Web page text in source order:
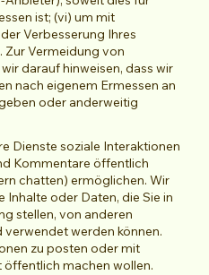
ist; (vi) um mit
Verbesserung Ihres
Zur Vermeidung von
darauf hinweisen, dass wir
nach eigenem Ermessen an
oder anderweitig
Dienste soziale Interaktionen
Kommentare öffentlich
chatten) ermöglichen. Wir
Inhalte oder Daten, die Sie in
stellen, von anderen
verwendet werden können.
zu posten oder mit
öffentlich machen wollen.